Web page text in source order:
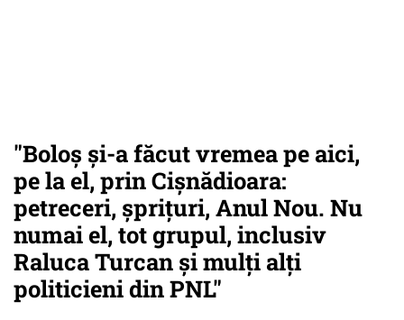
"Boloș și-a făcut vremea pe aici,
pe la el, prin Cișnădioara:
petreceri, șprițuri, Anul Nou. Nu
numai el, tot grupul, inclusiv
Raluca Turcan și mulți alți
politicieni din PNL"